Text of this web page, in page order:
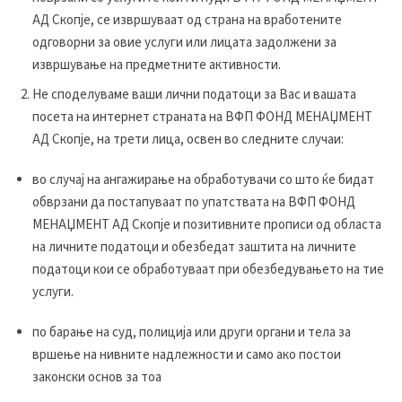
АД Скопје, се извршуваат од страна на вработените
одговорни за овие услуги или лицата задолжени за
извршување на предметните активности.
Не споделуваме ваши лични податоци за Вас и вашата
посета на интернет страната на ВФП ФОНД МЕНАЏМЕНТ
АД Скопје, на трети лица, освен во следните случаи:
во случај на ангажирање на обработувачи со што ќе бидат
обврзани да постапуваат по упатствата на ВФП ФОНД
МЕНАЏМЕНТ АД Скопје и позитивните прописи од областа
на личните податоци и обезбедат заштита на личните
податоци кои се обработуваат при обезбедувањето на тие
услуги.
по барање на суд, полиција или други органи и тела за
вршење на нивните надлежности и само ако постои
законски основ за тоа